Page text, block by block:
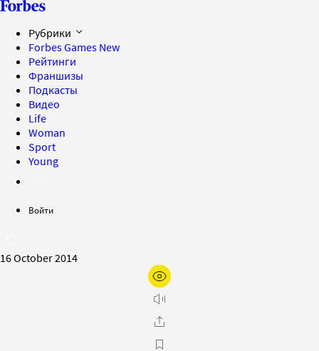
Рубрики
Forbes Games New
Рейтинги
Франшизы
Подкасты
Видео
Life
Woman
Sport
Young
Войти
16 October 2014